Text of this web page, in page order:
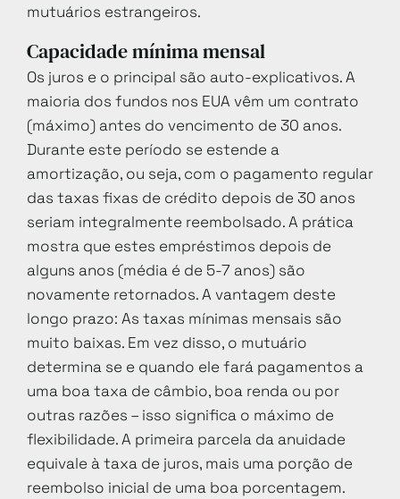
mutuários estrangeiros.
Capacidade mínima mensal
Os juros e o principal são auto-explicativos. A
maioria dos fundos nos EUA vêm um contrato
(máximo) antes do vencimento de 30 anos.
Durante este período se estende a
amortização, ou seja, com o pagamento regular
das taxas fixas de crédito depois de 30 anos
seriam integralmente reembolsado. A prática
mostra que estes empréstimos depois de
alguns anos (média é de 5-7 anos) são
novamente retornados. A vantagem deste
longo prazo: As taxas mínimas mensais são
muito baixas. Em vez disso, o mutuário
determina se e quando ele fará pagamentos a
uma boa taxa de câmbio, boa renda ou por
outras razões – isso significa o máximo de
flexibilidade. A primeira parcela da anuidade
equivale à taxa de juros, mais uma porção de
reembolso inicial de uma boa porcentagem.